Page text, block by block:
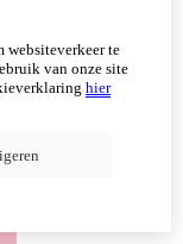
websiteverkeer te
van onze site
hier